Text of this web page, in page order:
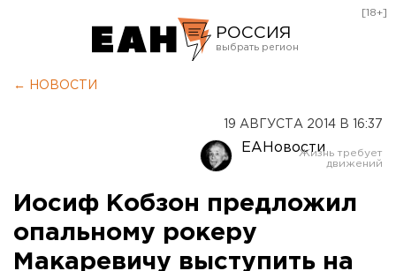
РОССИЯ
Оренбург
[18+]
← НОВОСТИ
19 АВГУСТА 2014 В 16:37
ЕАНовости
Иосиф Кобзон предложил
опальному рокеру
Макаревичу выступить на